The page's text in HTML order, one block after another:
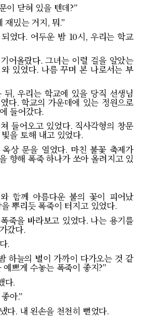
이 닫혀 있을 텐데?”
재밌는 거지, 뭐.”
었다. 어두운 밤 10시, 우리는 학교
어올랐다.그녀는 이럴 걸을 알았는
있었다. 나름 꾸며 본 나로서는 부
뒤,우리는 학교에 있을 당직 선생님
다.학교의 가운데에 있는 정원으로
들어갔다.
들어오고 있었다. 직사각형의 창문
을 토해 내고 있었다.
상 문을 열었다. 마친 불꽃 축제가
향해 폭죽 하나가 쏘아 올려지고 있
함께 아름다운 불의 꽃이 피어났
뿌리듯 폭죽이 터지고 있었다.
죽을 바라보고 있었다. 나는 용기를
갔다.
.
하늘의 별이 가까이 다가오는 것 같
예쁘게 수놓는 폭죽이 좋지?”
다.
아.”
다. 내 왼손을 천천히 뻗었다.